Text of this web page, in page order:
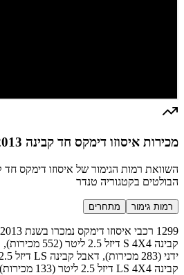
מכירות איסוזו דימקס חד קבינה 2013 והשוואה למתחרים
הבולטים בקטגוריה טנדר
רמות גימור מתחרים
קבינה LS 4X4 דיזל 2.5 ליטר (133 מכירות) ועוד 4 רמות גימור נוספות.